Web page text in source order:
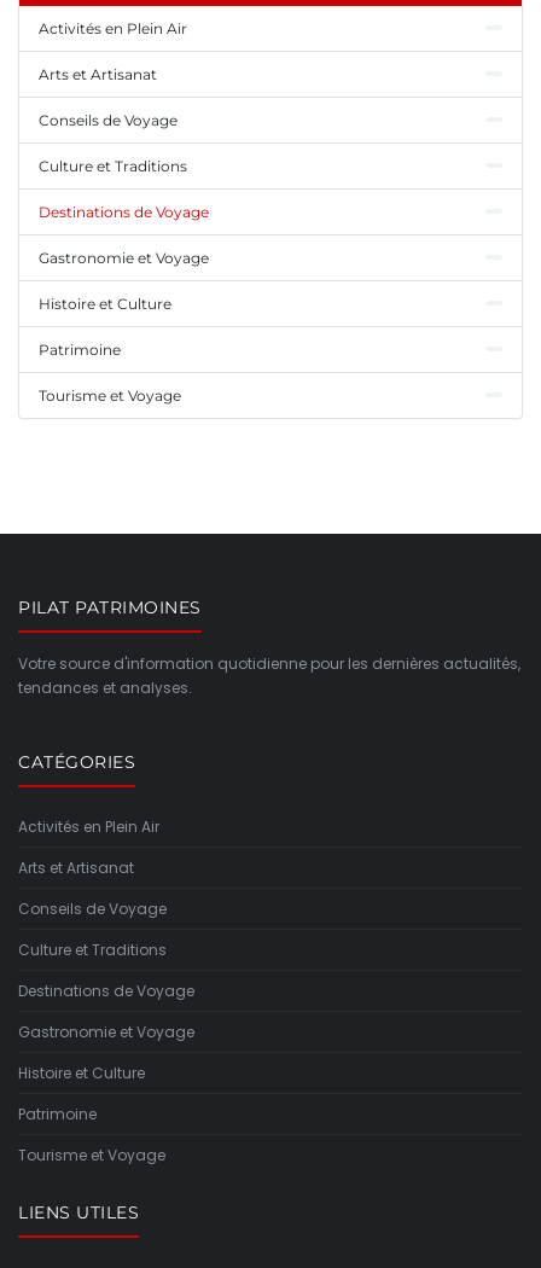
Activités en Plein Air
Arts et Artisanat
Conseils de Voyage
Culture et Traditions
Destinations de Voyage
Gastronomie et Voyage
Histoire et Culture
Patrimoine
Tourisme et Voyage
PILAT PATRIMOINES
Votre source d'information quotidienne pour les dernières actualités,
tendances et analyses.
CATÉGORIES
Activités en Plein Air
Arts et Artisanat
Conseils de Voyage
Culture et Traditions
Destinations de Voyage
Gastronomie et Voyage
Histoire et Culture
Patrimoine
Tourisme et Voyage
LIENS UTILES